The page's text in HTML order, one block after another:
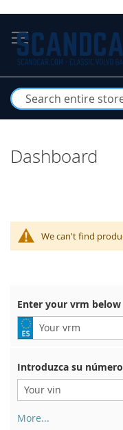
to
Content
Dashboard
We can't find
Enter your vrm below
Introduzca su
More...